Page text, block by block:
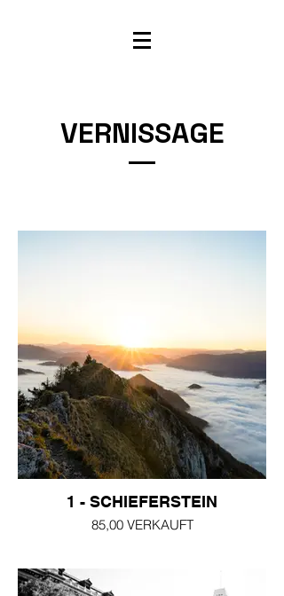
VERNISSAGE
1 - SCHIEFERSTEIN
85,00 VERKAUFT